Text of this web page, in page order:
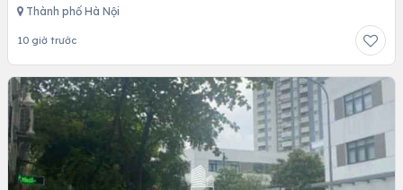
Thành phố Hà Nội
10 giờ trước